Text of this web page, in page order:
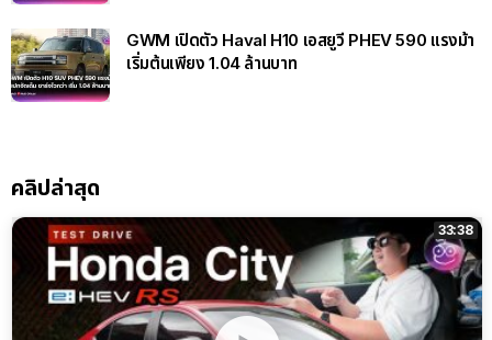
GWM เปิดตัว Haval H10 เอสยูวี PHEV 590 แรงม้า
เริ่มต้นเพียง 1.04 ล้านบาท
คลิปล่าสุด
33:38